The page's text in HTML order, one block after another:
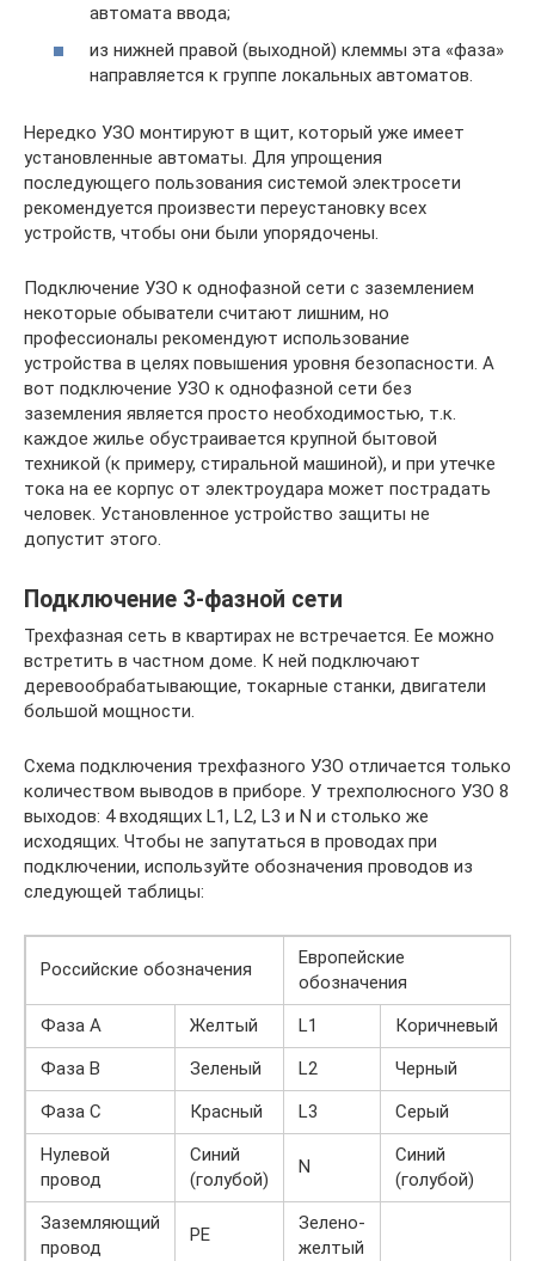
автомата ввода;
из нижней правой (выходной) клеммы эта «фаза»
направляется к группе локальных автоматов.
Нередко УЗО монтируют в щит, который уже имеет
установленные автоматы. Для упрощения
последующего пользования системой электросети
рекомендуется произвести переустановку всех
устройств, чтобы они были упорядочены.
Подключение УЗО к однофазной сети с заземлением
некоторые обыватели считают лишним, но
профессионалы рекомендуют использование
устройства в целях повышения уровня безопасности. А
вот подключение УЗО к однофазной сети без
заземления является просто необходимостью, т.к.
каждое жилье обустраивается крупной бытовой
техникой (к примеру, стиральной машиной), и при утечке
тока на ее корпус от электроудара может пострадать
человек. Установленное устройство защиты не
допустит этого.
Подключение 3-фазной сети
Трехфазная сеть в квартирах не встречается. Ее можно
встретить в частном доме. К ней подключают
деревообрабатывающие, токарные станки, двигатели
большой мощности.
Схема подключения трехфазного УЗО отличается только
количеством выводов в приборе. У трехполюсного УЗО 8
выходов: 4 входящих L1, L2, L3 и N и столько же
исходящих. Чтобы не запутаться в проводах при
подключении, используйте обозначения проводов из
следующей таблицы:
Российские обозначения
Европейские
обозначения
Фаза А
Желтый L1
Коричневый
Фаза В
Зеленый L2
Черный
Фаза С
Красный L3
Серый
Нулевой
провод
Синий
(голубой)
N
Синий
(голубой)
Заземляющий
провод
PE
Зелено-
желтый